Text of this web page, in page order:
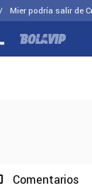
Mier podría salir de
Mexicana
Comentarios